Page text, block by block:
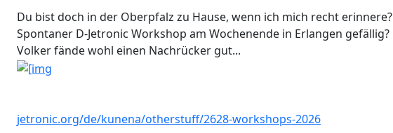
Du bist doch in der Oberpfalz zu Hause, wenn ich mich recht erinnere?
Spontaner D-Jetronic Workshop am Wochenende in Erlangen gefällig?
Volker fände wohl einen Nachrücker gut...
jetronic.org/de/kunena/otherstuff/2628-workshops-2026